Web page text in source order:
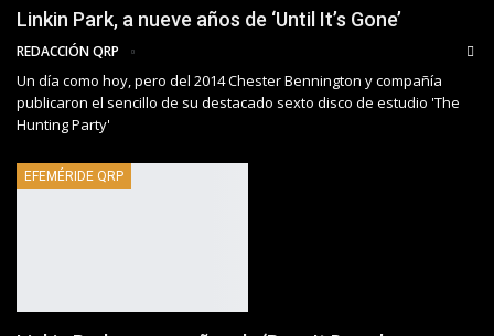
Linkin Park, a nueve años de ‘Until It’s Gone’
REDACCIÓN QRP
Un día como hoy, pero del 2014 Chester Bennington y compañía
publicaron el sencillo de su destacado sexto disco de estudio 'The
Hunting Party'
EFEMÉRIDE QRP